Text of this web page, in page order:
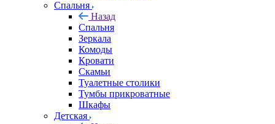
Спальня
Назад
Спальня
Зеркала
Комоды
Кровати
Скамьи
Туалетные столики
Тумбы прикроватные
Шкафы
Детская